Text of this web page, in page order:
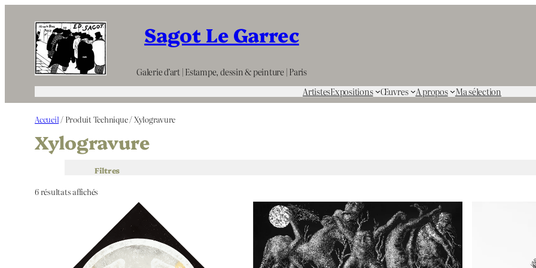
contenu
Sagot Le Garrec
Galerie d’art | Estampe, dessin & peinture | Paris
ArtistesExpositions Œuvres A propos Ma sélection
Accueil / Produit Technique / Xylogravure
Xylogravure
Filtres
6 résultats affichés